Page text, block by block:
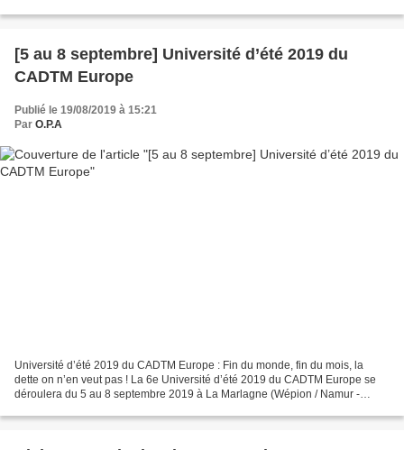
[5 au 8 septembre] Université d’été 2019 du
CADTM Europe
Publié le 19/08/2019 à 15:21
Par O.P.A
Université d’été 2019 du CADTM Europe : Fin du monde, fin du mois, la
dette on n’en veut pas ! La 6e Université d’été 2019 du CADTM Europe se
déroulera du 5 au 8 septembre 2019 à La Marlagne (Wépion / Namur -